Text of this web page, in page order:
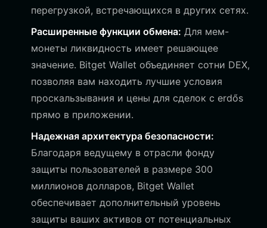
перегрузкой, встречающихся в других сетях.
Расширенные функции обмена: Для мем-
монеты ликвидность имеет решающее
значение. Bitget Wallet объединяет сотни DEX,
позволяя вам находить лучшие условия
проскальзывания и цены для сделок с erdős
прямо в приложении.
Надежная архитектура безопасности:
Благодаря ведущему в отрасли фонду
защиты пользователей в размере 300
миллионов долларов, Bitget Wallet
обеспечивает дополнительный уровень
защиты ваших активов от потенциальных